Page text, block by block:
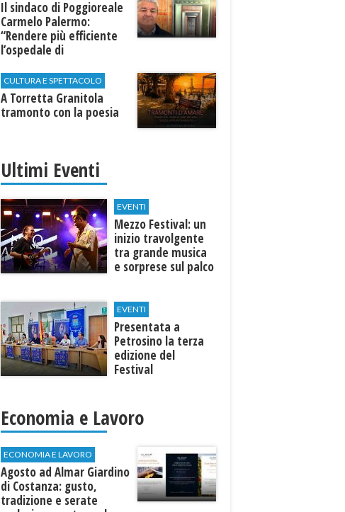
Il sindaco di Poggioreale
Carmelo Palermo:
“Rendere più efficiente
l’ospedale di
CULTURA E SPETTACOLO
​A Torretta Granitola
tramonto con la poesia
Ultimi Eventi
EVENTI
Mezzo Festival: un
inizio travolgente
tra grande musica
e sorprese sul palco
EVENTI
Presentata a
Petrosino la terza
edizione del
Festival
"Voci dal
Mediterraneo"
Economia e Lavoro
ECONOMIA E LAVORO
Agosto ad Almar Giardino
di Costanza: gusto,
tradizione e serate